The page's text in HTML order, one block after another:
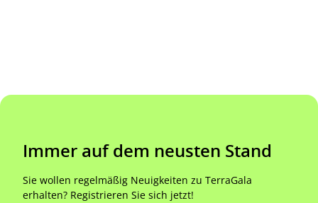
Immer auf dem neusten Stand
Sie wollen regelmäßig Neuigkeiten zu TerraGala
erhalten? Registrieren Sie sich jetzt!